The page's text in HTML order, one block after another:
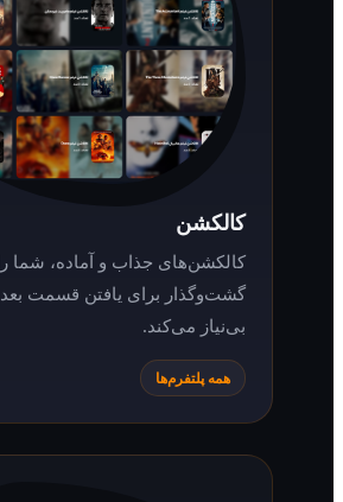
کالکشن‌های جذاب و آماده، شما را از
گشت‌وگذار برای یافتن قسمت بعدی هر محتوا
بی‌نیاز می‌کند.
همه پلتفرم‌ها